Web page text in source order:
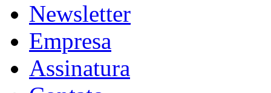
Newsletter
Empresa
Assinatura